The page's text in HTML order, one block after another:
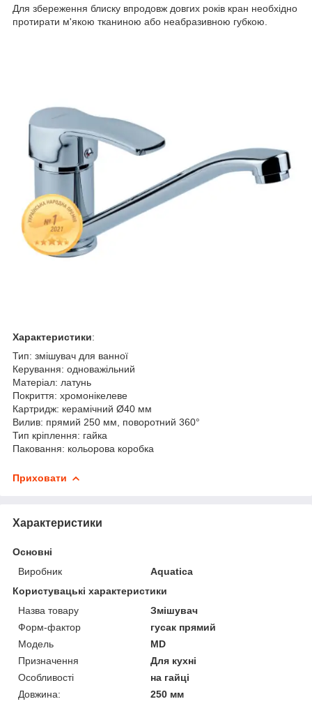
Для збереження блиску впродовж довгих років кран необхідно
протирати м'якою тканиною або неабразивною губкою.
Характеристики:
Тип: змішувач для ванної
Керування: одноважільний
Матеріал: латунь
Покриття: хромонікелеве
Картридж: керамічний Ø40 мм
Вилив: прямий 250 мм, поворотний 360°
Тип кріплення: гайка
Паковання: кольорова коробка
Приховати
Характеристики
Основні
Виробник
Aquatica
Користувацькі характеристики
Назва товару
Змішувач
Форм-фактор
гусак прямий
Мoдель
MD
Призначення
Для кухні
Особливості
на гайці
Довжина:
250 мм